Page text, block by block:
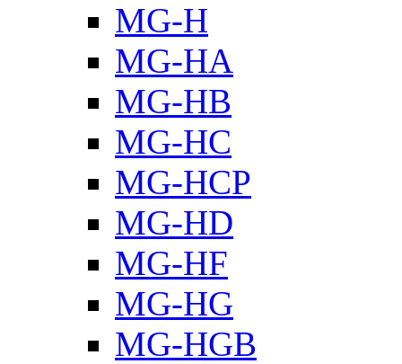
MG-H
MG-HA
MG-HB
MG-HC
MG-HCP
MG-HD
MG-HF
MG-HG
MG-HGB